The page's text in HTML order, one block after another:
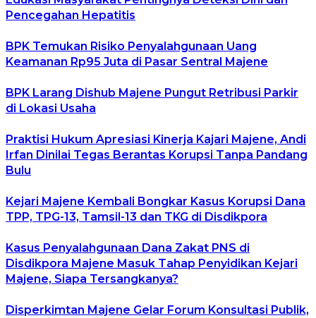
Pencegahan Hepatitis
BPK Temukan Risiko Penyalahgunaan Uang
Keamanan Rp95 Juta di Pasar Sentral Majene
BPK Larang Dishub Majene Pungut Retribusi Parkir
di Lokasi Usaha
Praktisi Hukum Apresiasi Kinerja Kajari Majene, Andi
Irfan Dinilai Tegas Berantas Korupsi Tanpa Pandang
Bulu
Kejari Majene Kembali Bongkar Kasus Korupsi Dana
TPP, TPG-13, Tamsil-13 dan TKG di Disdikpora
Kasus Penyalahgunaan Dana Zakat PNS di
Disdikpora Majene Masuk Tahap Penyidikan Kejari
Majene, Siapa Tersangkanya?
Disperkimtan Majene Gelar Forum Konsultasi Publik,